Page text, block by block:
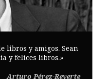
libros y amigos. Sean
y felices libros.»
Arturo Pérez-Reverte